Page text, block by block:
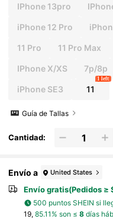
IPhone 13pro
iPhone 12 Pro
11 Pro 11 Pro Max
IPhone X/XS 7p/8p
iPhone SE3 11
1 left
Guía de Tallas
Cantidad:
Envío a United States
Envío gratis(Pedidos ≥
500 puntos SHEIN si
19, 85.11% son ≤ 8días